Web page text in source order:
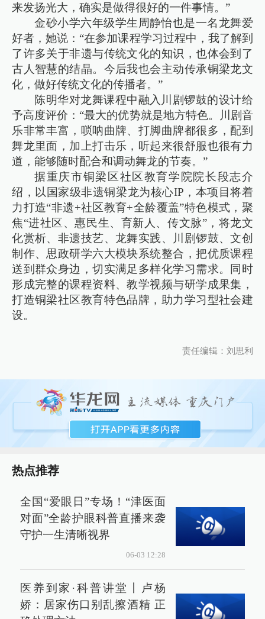
来发扬光大，确实是做得很好的一件事情。”
金砂小学六年级学生周静怡也是一名龙舞爱
好者，她说：“在参加课程学习过程中，我了解到
了许多关于非遗与传统文化的知识，也体会到了
古人智慧的结晶。今后我也会主动传承铜梁龙文
化，做好传统文化的传播者。”
陈明华对龙舞课程中融入川剧锣鼓的设计给
予高度评价：“最大的优势就是地方特色。川剧音
乐非常丰富，唢呐曲牌、打脚曲牌都很多，配到
舞龙里面，加上打击乐，听起来很舒服也很有力
道，能够随时配合和调动舞龙的节奏。”
据重庆市铜梁区社区教育学院院长段志介
绍，以国家级非遗铜梁龙为核心IP，本项目将着
力打造“非遗+社区教育+全龄覆盖”特色模式，聚
焦“进社区、惠民生、育新人、传文脉”，将龙文
化赏析、非遗技艺、龙舞实践、川剧锣鼓、文创
制作、思政研学六大模块系统整合，把优质课程
送到群众身边，切实满足多样化学习需求。同时
形成完整的课程资料、教学视频与研学成果集，
打造铜梁社区教育特色品牌，助力学习型社会建
设。
责任编辑：刘思利
热点推荐
全国“爱眼日”专场！“津医面
对面”全龄护眼科普直播来袭
守护一生清晰视界
06-03 12:28
医养到家·科普讲堂丨卢杨
娇：居家伤口别乱擦酒精 正